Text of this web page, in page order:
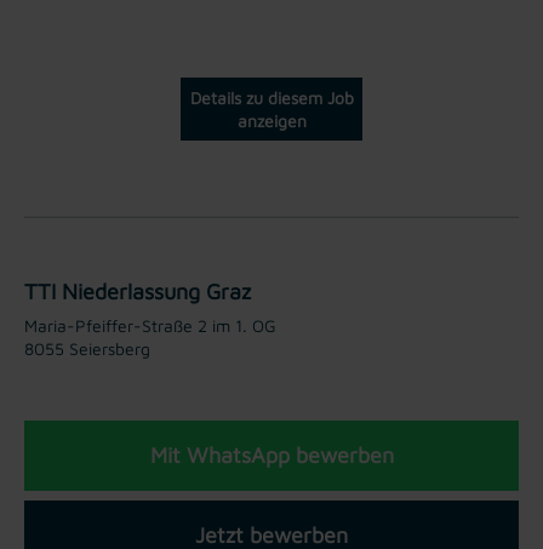
Details zu diesem Job
anzeigen
TTI Niederlassung Graz
Maria-Pfeiffer-Straße 2 im 1. OG
8055 Seiersberg
Mit WhatsApp bewerben
Jetzt bewerben